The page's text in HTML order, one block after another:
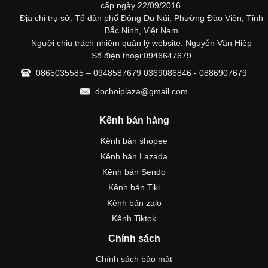
cấp ngày 22/09/2016.
Địa chỉ trụ sở: Tổ dân phố Đông Du Núi, Phường Đào Viên, Tỉnh
Bắc Ninh, Việt Nam
Người chịu trách nhiệm quản lý website: Nguyễn Văn Hiệp
Số điện thoại:0946647679
0865035585 – 0948587679 0369086846 - 0886907679
dochoiplaza@gmail.com
Kênh bán hàng
Kênh bán shopee
Kênh bán Lazada
Kênh bán Sendo
Kênh bán Tiki
Kênh bán zalo
Kênh Tiktok
Chính sách
Chính sách bảo mật